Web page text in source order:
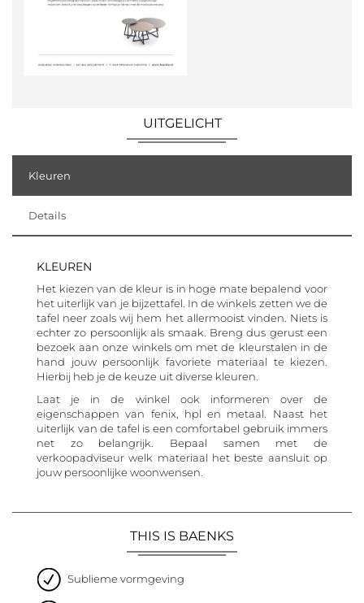
UITGELICHT
Kleuren
Details
KLEUREN
Het kiezen van de kleur is in hoge mate bepalend voor
het uiterlijk van je bijzettafel. In de winkels zetten we de
tafel neer zoals wij hem het allermooist vinden. Niets is
echter zo persoonlijk als smaak. Breng dus gerust een
bezoek aan onze winkels om met de kleurstalen in de
hand jouw persoonlijk favoriete materiaal te kiezen.
Hierbij heb je de keuze uit diverse kleuren.
Laat je in de winkel ook informeren over de
eigenschappen van fenix, hpl en metaal. Naast het
uiterlijk van de tafel is een comfortabel gebruik immers
net zo belangrijk. Bepaal samen met de
verkoopadviseur welk materiaal het beste aansluit op
jouw persoonlijke woonwensen.
THIS IS BAENKS
Sublieme vormgeving